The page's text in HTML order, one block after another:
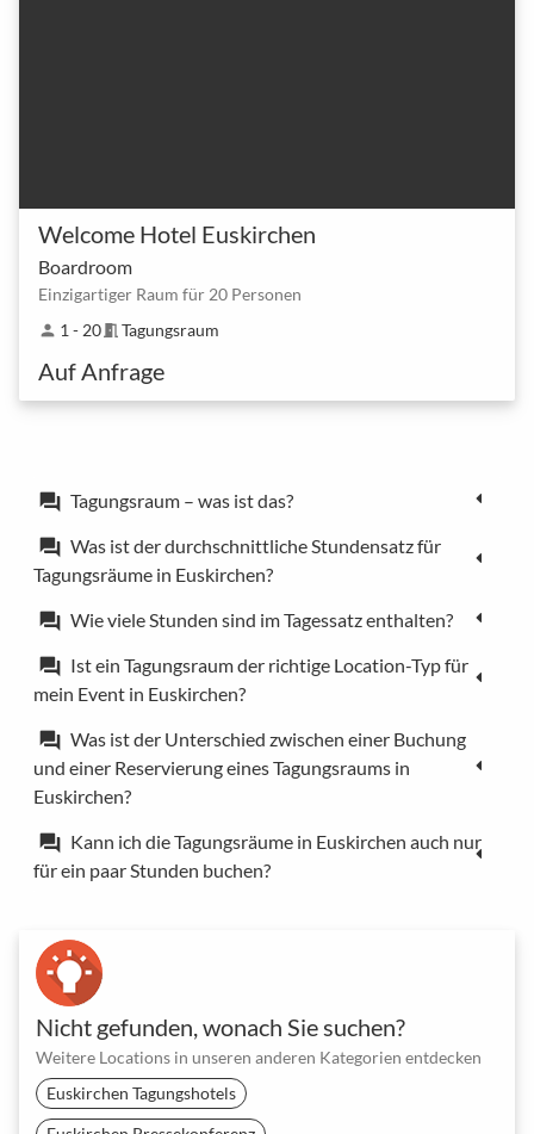
Welcome Hotel Euskirchen
Boardroom
Einzigartiger Raum für 20 Personen
person 1 - 20meeting_room Tagungsraum
Auf Anfrage
forum Tagungsraum – was ist das?
forum Was ist der durchschnittliche Stundensatz für
Tagungsräume in Euskirchen?
forum Wie viele Stunden sind im Tagessatz enthalten?
forum Ist ein Tagungsraum der richtige Location-Typ für
mein Event in Euskirchen?
forum Was ist der Unterschied zwischen einer Buchung
und einer Reservierung eines Tagungsraums in
Euskirchen?
forum Kann ich die Tagungsräume in Euskirchen auch nur
für ein paar Stunden buchen?
Nicht gefunden, wonach Sie suchen?
Weitere Locations in unseren anderen Kategorien entdecken
Euskirchen Tagungshotels